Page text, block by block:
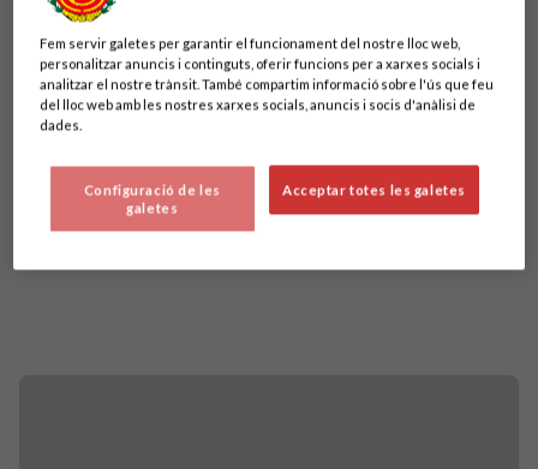
Fem servir galetes per garantir el funcionament del nostre lloc web,
personalitzar anuncis i continguts, oferir funcions per a xarxes socials i
analitzar el nostre trànsit. També compartim informació sobre l'ús que feu
del lloc web amb les nostres xarxes socials, anuncis i socis d'anàlisi de
dades.
Acceptar totes les galetes
Configuració de les
galetes